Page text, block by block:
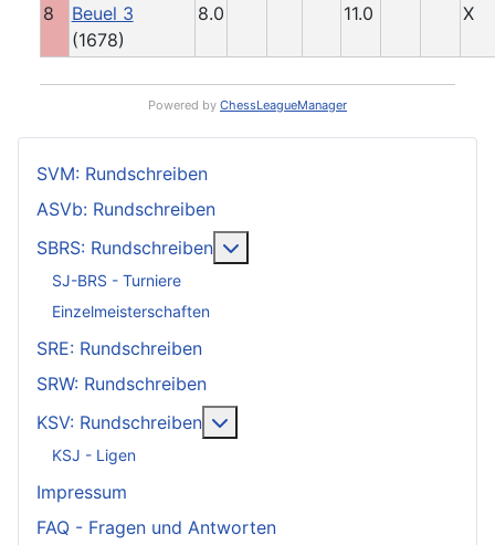
8
Beuel 3
(1678)
8.0 11.0 X
Powered by ChessLeagueManager
SVM: Rundschreiben
ASVb: Rundschreiben
SBRS: Rundschreiben
SJ-BRS - Turniere
Einzelmeisterschaften
SRE: Rundschreiben
SRW: Rundschreiben
KSV: Rundschreiben
KSJ - Ligen
Impressum
FAQ - Fragen und Antworten